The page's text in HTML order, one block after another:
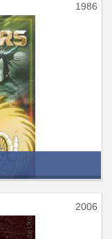
1986
2006